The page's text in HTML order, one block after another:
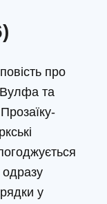
про
та
одразу
у